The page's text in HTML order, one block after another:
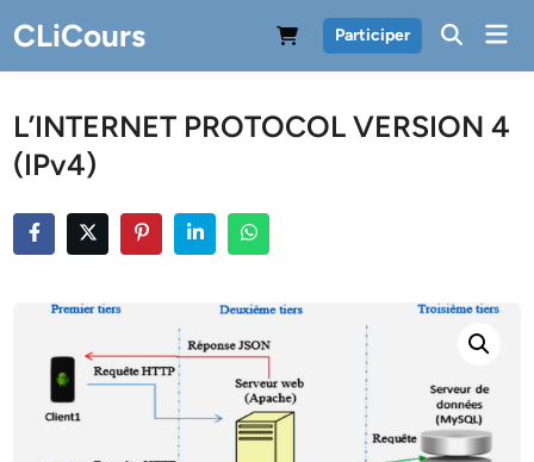
to
content
CLiCours Participer
L’INTERNET PROTOCOL VERSION 4
(IPv4)